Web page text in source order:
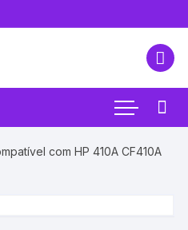
com HP 410A CF410A